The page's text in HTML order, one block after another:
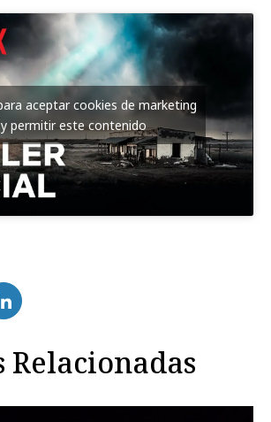
aceptar cookies de marketing
y permitir este contenido
Relacionadas